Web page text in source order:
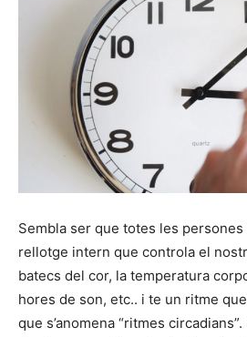
Sembla ser que totes les
rellotge intern que controla el
batecs del cor, la temperatura
hores de son, etc.. i te un ritme
que s’anomena “ritmes